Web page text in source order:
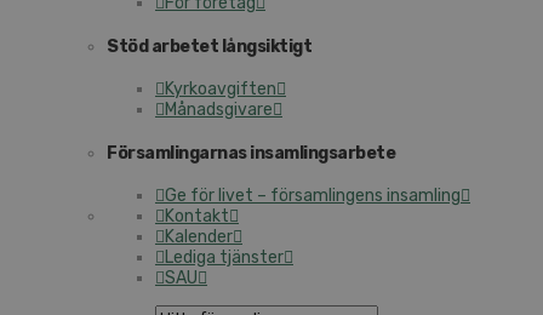
Stöd arbetet långsiktigt
Kyrkoavgiften
Månadsgivare
Församlingarnas insamlingsarbete
Ge för livet – församlingens insamling
Kontakt
Kalender
Lediga tjänster
SAU